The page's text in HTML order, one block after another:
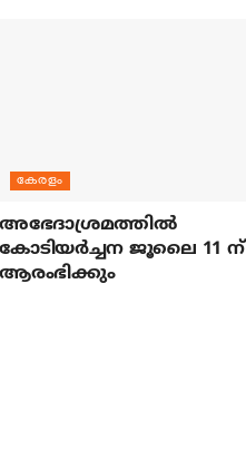
കേരളം
അഭേദാശ്രമത്തില്‍
കോടിയര്‍ച്ചന ജൂലൈ 11 ന്
ആരംഭിക്കും